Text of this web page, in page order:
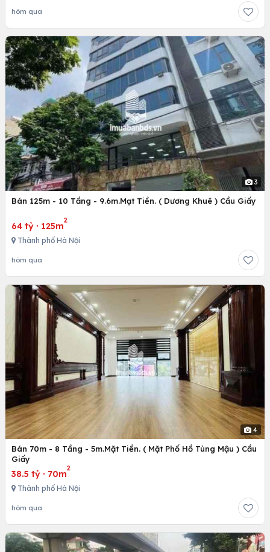
hôm qua
3
Bán 125m - 10 Tầng - 9.6m.Mạt Tiền. ( Dương Khuê ) Cầu Giấy
64 tỷ · 125m
2
Thành phố Hà Nội
hôm qua
4
Bán 70m - 8 Tầng - 5m.Mặt Tiền. ( Mặt Phố Hồ Tùng Mậu ) Cầu
Giấy
38.5 tỷ · 70m
2
Thành phố Hà Nội
hôm qua